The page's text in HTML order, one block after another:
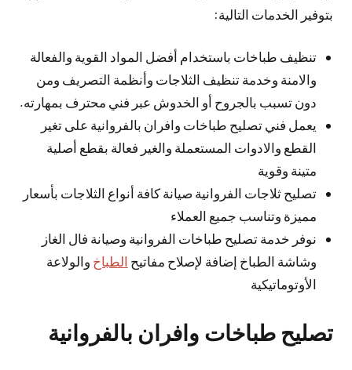
بتوفير الخدمات التالية:
تنظيف طباخات باستخدام أفضل المواد القوية والفعالة
والامنة وخدمة تنظيف الثلاجات وأنظمة التصريف ومن
دون تسبب بالجروح أو الخدوش عبر فني محترف بمهارته.
يعمل فني تصليح طباخات وافران بالفروانية على تغير
القطع والادوات المستعملة والغير فعالة بقطع أصلية
متينة وقوية
تصليح ثلاجات الفروانية صيانة كافة أنواع الثلاجات بأسعار
مميزة وتناسب جميع العملاء
نوفر خدمة تصليح طباخات الفروانية وصيانة فال الغاز
وشاشة الطباخ إضافة لإصلاح مفاتيح الطباخ والولاعة
الأوتوماتيكية
تصليح طباخات وافران بالفروانية